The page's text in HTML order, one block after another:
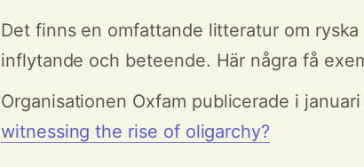
Det finns en omfattande litteratur om
inflytande och beteende. Här några få
Organisationen Oxfam publicerade i
witnessing the rise of oligarchy?